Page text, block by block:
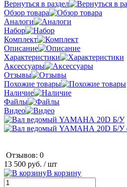
Вернуться в раздел
Обзор товара
Аналоги
Набор
Комплект
Описание
Характеристики
Аксессуары
Отзывы
Похожие товары
Наличие
Файлы
Видео
Отзывов: 0
13 500 руб. / шт
В корзину